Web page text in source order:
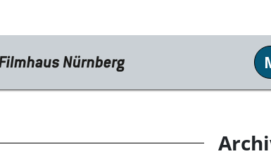
Programm
Reprise